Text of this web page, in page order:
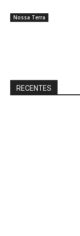
Nossa Terra
RECENTES